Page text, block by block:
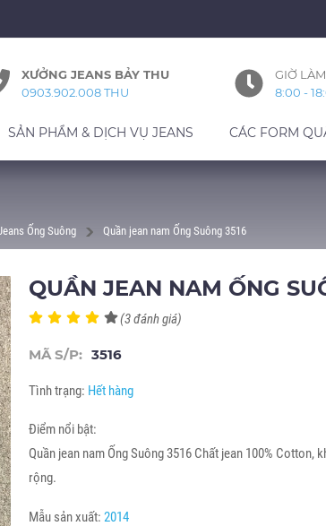
XƯỞNG JEANS BẢY THU
0903.902.008 THU
GIỜ
8:00 -
SẢN PHẨM & DỊCH VỤ JEANS CÁC FORM
Ống Suông Quần jean nam Ống Suông 3516
QUẦN JEAN NAM ỐNG
(3 đánh giá)
MÃ S/P: 3516
Tình trạng: Hết hàng
Điểm nổi bật:
Quần jean nam Ống Suông 3516 Chất jean 100% Cotton,
rộng.
Mẫu sản xuất:2014